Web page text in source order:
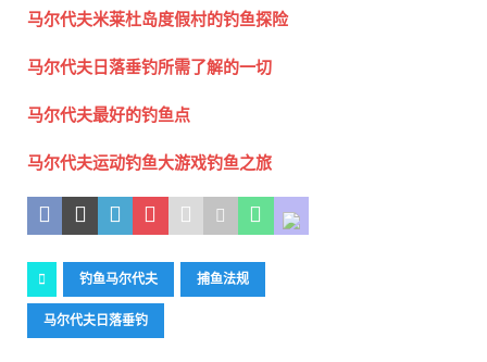
马尔代夫米莱杜岛度假村的钓鱼探险
马尔代夫日落垂钓所需了解的一切
马尔代夫最好的钓鱼点
马尔代夫运动钓鱼大游戏钓鱼之旅
钓鱼马尔代夫 捕鱼法规
马尔代夫日落垂钓